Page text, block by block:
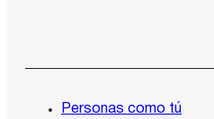
Personas como tú